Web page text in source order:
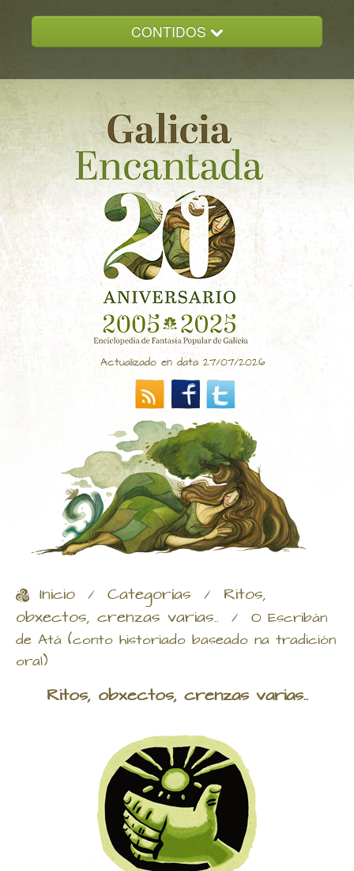
CONTIDOS
GALICIA ENCANTADA
DOCUMENTACION
NOVAS
CONTACTO
Actualizado en data 27/07/2026
Inicio / Categorías / Ritos,
obxectos, crenzas varias.. / O Escribán
de Atá (conto historiado baseado na tradición
oral)
Ritos, obxectos, crenzas varias..